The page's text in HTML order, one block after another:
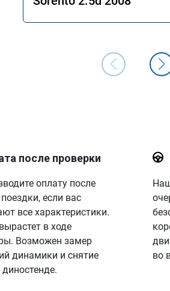
отличный
после проверки
оплату после
если вас
все характеристики.
в ходе
Возможен замер
динамики и снятие
во